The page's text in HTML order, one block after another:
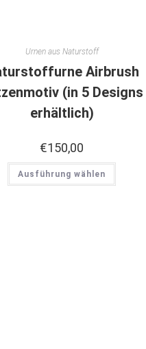
Urnen aus Naturstoff
Airbrush
(in 5 Designs
erhältlich)
€150,00
Ausführung wählen